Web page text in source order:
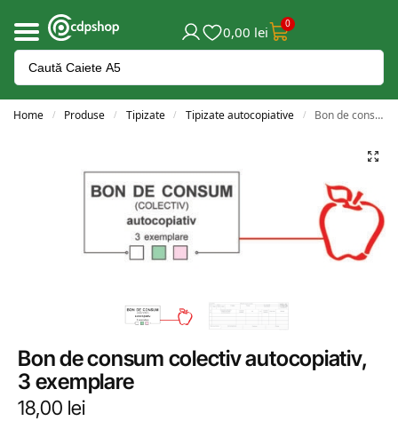
0,00 lei 0
Home / Produse / Tipizate / Tipizate autocopiative / Bon de consum colectiv autocopiativ, 3 exemplare
Bon de consum colectiv autocopiativ,
3 exemplare
18,00 lei